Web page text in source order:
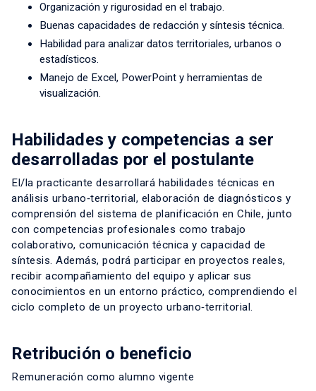
Organización y rigurosidad en el trabajo.
Buenas capacidades de redacción y síntesis técnica.
Habilidad para analizar datos territoriales, urbanos o
estadísticos.
Manejo de Excel, PowerPoint y herramientas de
visualización.
Habilidades y competencias a ser
desarrolladas por el postulante
El/la practicante desarrollará habilidades técnicas en
análisis urbano‑territorial, elaboración de diagnósticos y
comprensión del sistema de planificación en Chile, junto
con competencias profesionales como trabajo
colaborativo, comunicación técnica y capacidad de
síntesis. Además, podrá participar en proyectos reales,
recibir acompañamiento del equipo y aplicar sus
conocimientos en un entorno práctico, comprendiendo el
ciclo completo de un proyecto urbano‑territorial.
Retribución o beneficio
Remuneración como alumno vigente